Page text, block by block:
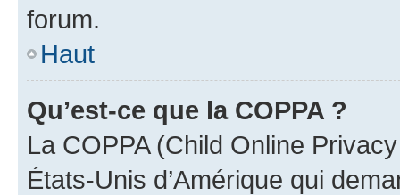
forum.
Haut
Qu’est-ce que la COPPA ?
La COPPA (Child Online
États-Unis d’Amérique qui